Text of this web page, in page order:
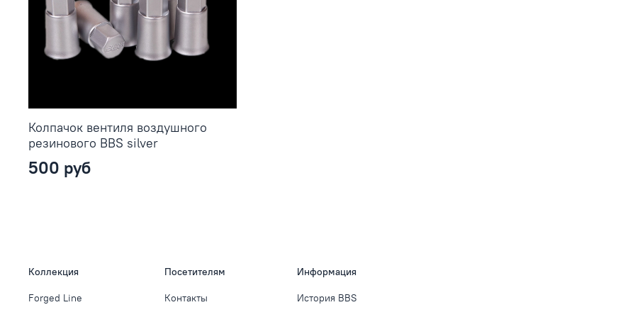
Колпачок вентиля воздушного
резинового BBS silver
500 руб
Коллекция
Forged Line
Посетителям
Контакты
Информация
История BBS